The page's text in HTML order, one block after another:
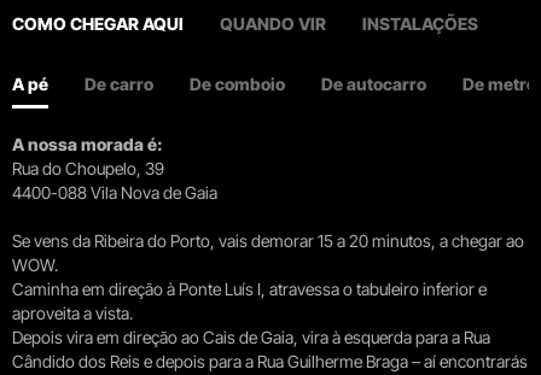
COMO CHEGAR AQUI QUANDO VIR INSTALAÇÕES
A pé De carro De comboio De autocarro De metro
A nossa morada é:
Rua do Choupelo, 39
4400-088 Vila Nova de Gaia
Se vens da Ribeira do Porto, vais demorar 15 a 20 minutos, a chegar ao
WOW.
Caminha em direção à Ponte Luís I, atravessa o tabuleiro inferior e
aproveita a vista.
Depois vira em direção ao Cais de Gaia, vira à esquerda para a Rua
Cândido dos Reis e depois para a Rua Guilherme Braga – aí encontrarás